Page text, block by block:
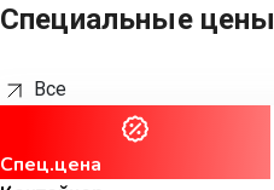
Специальные цены
Все
Спец.цена